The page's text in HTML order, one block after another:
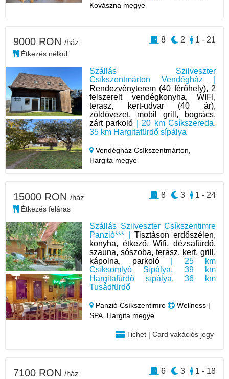
Kovászna megye
Szállás Szilveszter
Csíkszentmárton Vendégház |
Rendezvényterem (40 férőhely), 2
felszerelt vendégkonyha, WIFI,
terasz, kert-udvar (40 ár),
zöldövezet, mobil grill, bogrács,
zárt parkoló | 20 km Csíkszereda,
35 km Hargitafürdő sípálya
Vendégház Csíkszentmárton,
Hargita megye
9000 RON /ház
Étkezés nélkül
1 - 21
2
8
Szállás Szilveszter Csíkszentimre
Panzió*** |Tisztáson erdőszélen,
konyha, étkező, Wifi, dézsafürdő,
szauna, sószoba, terasz, kert, grill,
kápolna, parkoló| 25 km
Csíksomlyó Sípálya, 39 km
Hargitafürdő sípálya, 36 km
Tusádfürdő
Panzió Csíkszentimre
Wellness |
SPA, Hargita megye
Tichet | Card vakációs jegy
15000 RON /ház
Étkezés feláras
1 - 24
3
8
7100 RON /ház 1 - 18
3
6